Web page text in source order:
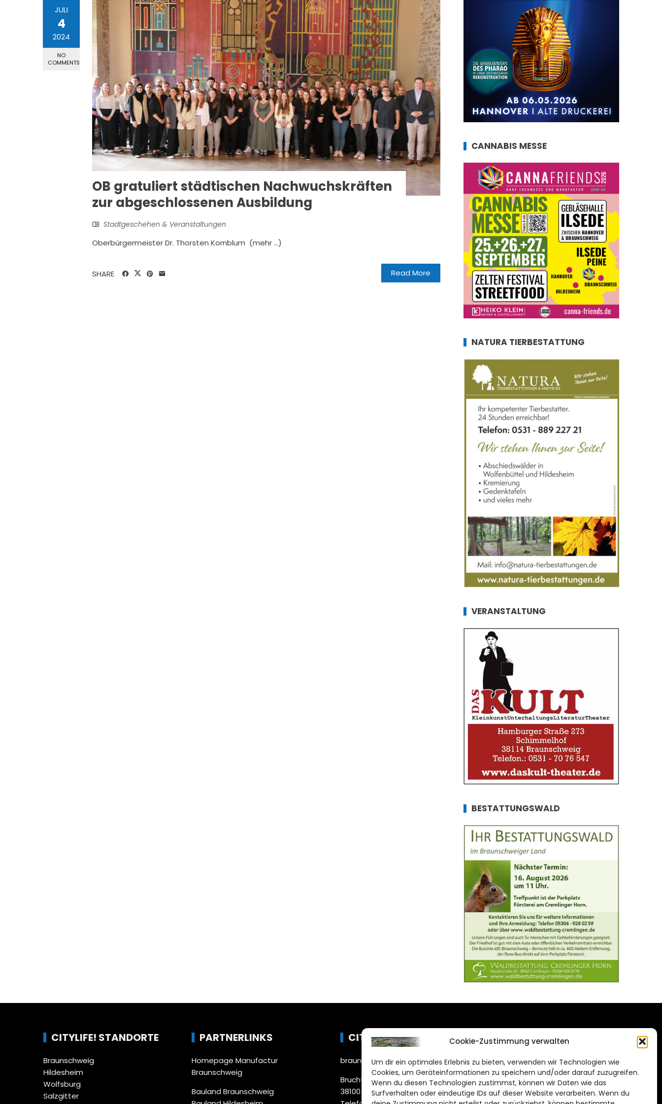
Cookie-Zustimmung verwalten
Um dir ein optimales Erlebnis zu bieten, verwenden wir Technologien wie
Cookies, um Geräteinformationen zu speichern und/oder darauf zuzugreifen.
Wenn du diesen Technologien zustimmst, können wir Daten wie das
Surfverhalten oder eindeutige IDs auf dieser Website verarbeiten. Wenn du
JULI
4
2024
NO
COMMENTS
OB gratuliert städtischen Nachwuchskräften
zur abgeschlossenen Ausbildung
Stadtgeschehen & Veranstaltungen
Oberbürgermeister Dr. Thorsten Kornblum (mehr …)
Read More
SHARE
CANNABIS MESSE
NATURA TIERBESTATTUNG
VERANSTALTUNG
BESTATTUNGSWALD
CITYLIFE! STANDORTE
Braunschweig
Hildesheim
Wolfsburg
Salzgitter
PARTNERLINKS
Homepage Manufactur
Braunschweig
Bauland Braunschweig
CITYLIFE!
braunschweig@citylifemedien.de
Bruchtorwall 12
38100 Braunschweig
DAS STADTMAGAZIN
FÜR BRAUNSCHWEIG
Impressum
Datenschutzerklärung
Cookie Richtlinie